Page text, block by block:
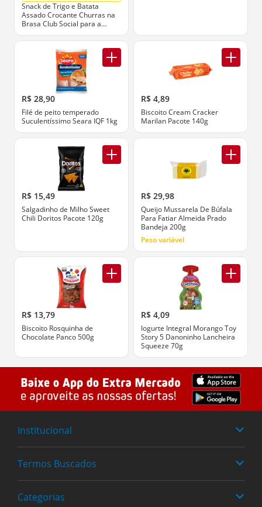
Snack de Trigo e Batata
Assado Crocante Churras na
Brasa Club Social para a
R$ 28,90
Filé de peito temperado
Suculentíssimo Seara IQF 1kg
R$ 4,89
Biscoito Cream Cracker
Marilan Pacote 140g
R$ 15,49
Salgadinho de Milho Sweet
Chili Doritos Pacote 120g
R$ 29,98
Queijo Mussarela De Búfala
Para Fatiar Almeida Prado
Bandeja 200g
Peso variável
R$ 13,79
Biscoito Rosquinha de
Chocolate Panco 500g
R$ 4,09
Iogurte Integral Morango Toy
Story 5 Danoninho Lancheira
Squeeze 70g
Institucional
Quem somos
Termos Buscados
Fraldas
Categorias